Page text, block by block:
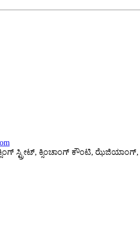
ಸ್ಟ್ರೀಟ್, ಕ್ಸಿಂಚಾಂಗ್ ಕೌಂಟಿ, ಝೆಜಿಯಾಂಗ್,